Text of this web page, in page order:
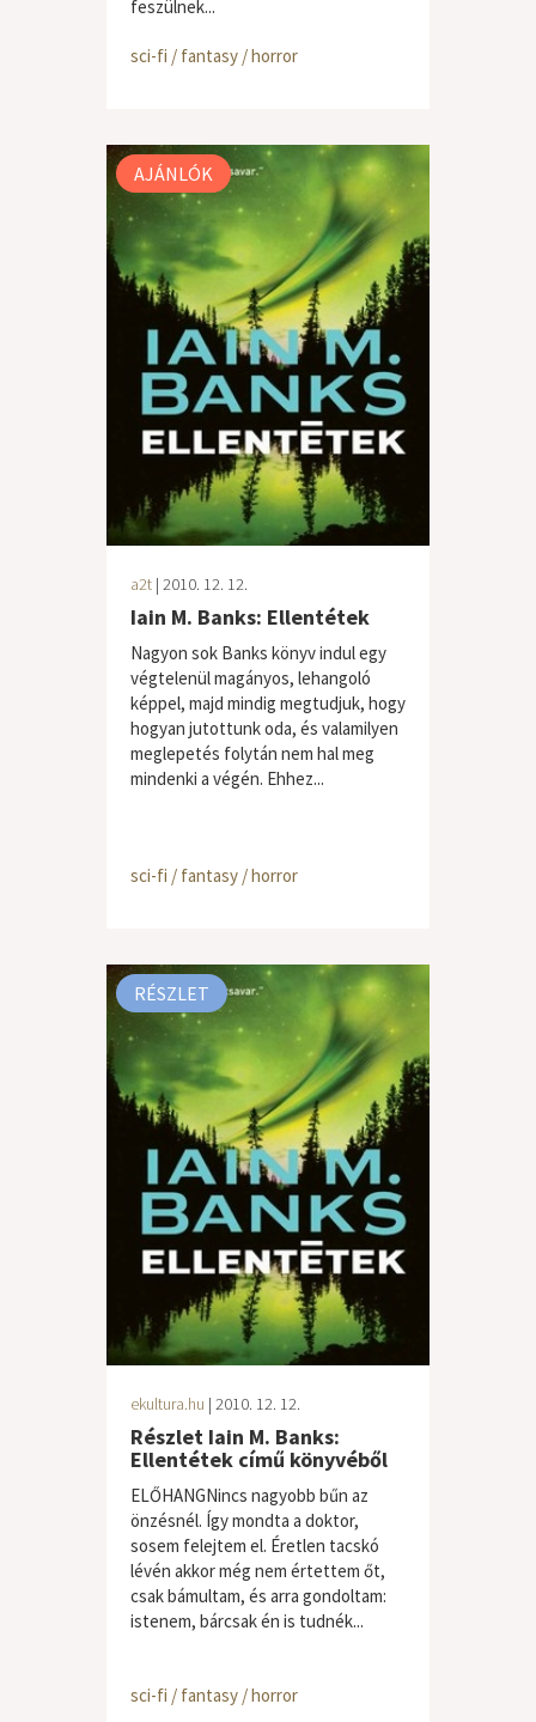
feszülnek...
sci-fi / fantasy / horror
AJÁNLÓK
a2t | 2010. 12. 12.
Iain M. Banks: Ellentétek
Nagyon sok Banks könyv indul egy
végtelenül magányos, lehangoló
képpel, majd mindig megtudjuk, hogy
hogyan jutottunk oda, és valamilyen
meglepetés folytán nem hal meg
mindenki a végén. Ehhez...
sci-fi / fantasy / horror
RÉSZLET
ekultura.hu | 2010. 12. 12.
Részlet Iain M. Banks:
Ellentétek című könyvéből
ELŐHANGNincs nagyobb bűn az
önzésnél. Így mondta a doktor,
sosem felejtem el. Éretlen tacskó
lévén akkor még nem értettem őt,
csak bámultam, és arra gondoltam:
istenem, bárcsak én is tudnék...
sci-fi / fantasy / horror